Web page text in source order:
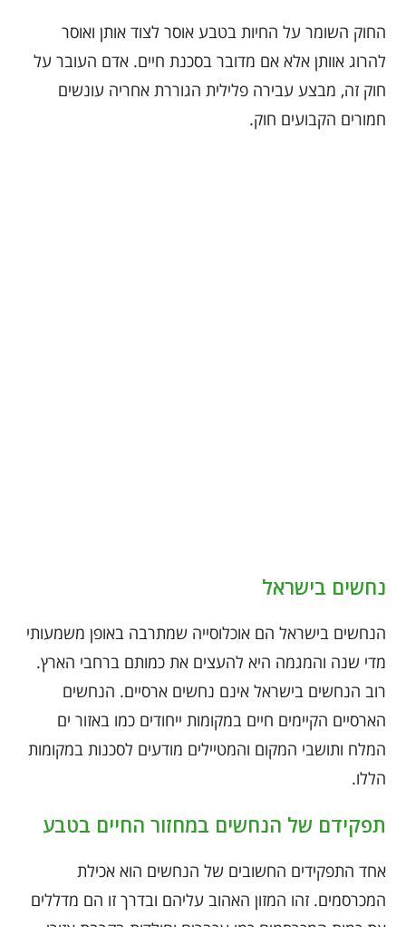
החוק השומר על החיות בטבע אוסר לצוד אותן ואוסר
להרוג אוותן אלא אם מדובר בסכנת חיים. אדם העובר על
חוק זה, מבצע עבירה פלילית הגוררת אחריה עונשים
חמורים הקבועים חוק.
נחשים בישראל
הנחשים בישראל הם אוכלוסייה שמתרבה באופן משמעותי
מדי שנה והמגמה היא להעצים את כמותם ברחבי הארץ.
רוב הנחשים בישראל אינם נחשים ארסיים. הנחשים
הארסיים הקיימים חיים במקומות ייחודים כמו באזור ים
המלח ותושבי המקום והמטיילים מודעים לסכנות במקומות
הללו.
תפקידם של הנחשים במחזור החיים בטבע
אחד התפקידים החשובים של הנחשים הוא אכילת
המכרסמים. זהו המזון האהוב עליהם ובדרך זו הם מדללים